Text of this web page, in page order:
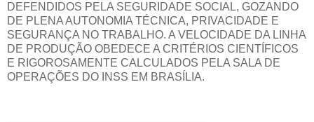
DEFENDIDOS PELA SEGURIDADE SOCIAL, GOZANDO
DE PLENA AUTONOMIA TÉCNICA, PRIVACIDADE E
SEGURANÇA NO TRABALHO. A VELOCIDADE DA LINHA
DE PRODUÇÃO OBEDECE A CRITÉRIOS CIENTÍFICOS
E RIGOROSAMENTE CALCULADOS PELA SALA DE
OPERAÇÕES DO INSS EM BRASÍLIA.